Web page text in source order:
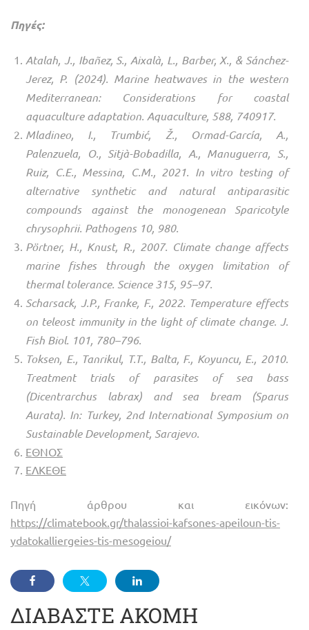
Πηγές:
Atalah, J., Ibañez, S., Aixalà, L., Barber, X., & Sánchez-
Jerez, P. (2024). Marine heatwaves in the western
Mediterranean: Considerations for coastal
aquaculture adaptation. Aquaculture, 588, 740917.
Mladineo, I., Trumbić, Ž., Ormad-García, A.,
Palenzuela, O., Sitjà-Bobadilla, A., Manuguerra, S.,
Ruiz, C.E., Messina, C.M., 2021. In vitro testing of
alternative synthetic and natural antiparasitic
compounds against the monogenean Sparicotyle
chrysophrii. Pathogens 10, 980.
Pörtner, H., Knust, R., 2007. Climate change affects
marine fishes through the oxygen limitation of
thermal tolerance. Science 315, 95–97.
Scharsack, J.P., Franke, F., 2022. Temperature effects
on teleost immunity in the light of climate change. J.
Fish Biol. 101, 780–796.
Toksen, E., Tanrikul, T.T., Balta, F., Koyuncu, E., 2010.
Treatment trials of parasites of sea bass
(Dicentrarchus labrax) and sea bream (Sparus
Aurata). In: Turkey, 2nd International Symposium on
Sustainable Development, Sarajevo.
ΕΘΝΟΣ
ΕΛΚΕΘΕ
Πηγή άρθρου και εικόνων:
https://climatebook.gr/thalassioi-kafsones-apeiloun-tis-
ydatokalliergeies-tis-mesogeiou/
ΔΙΑΒΑΣΤΕ ΑΚΟΜΗ